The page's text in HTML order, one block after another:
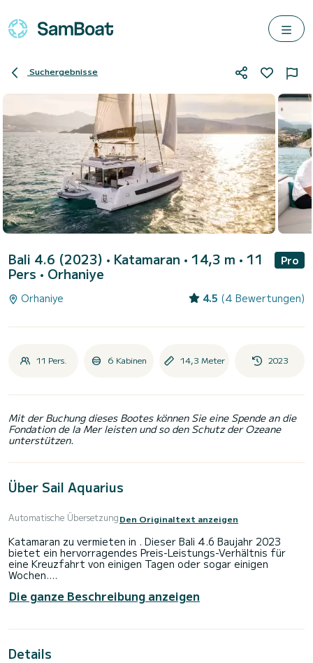
Suchergebnisse
Bali 4.6 (2023) • Katamaran • 14,3 m • 11
Pers • Orhaniye
Pro
Orhaniye 4.5 (4 Bewertungen)
11 Pers. 6 Kabinen 14,3 Meter 2023
Mit der Buchung dieses Bootes können Sie eine Spende an die
Fondation de la Mer leisten und so den Schutz der Ozeane
unterstützen.
Über Sail Aquarius
Automatische ÜbersetzungDen Originaltext anzeigen
Katamaran zu vermieten in . Dieser Bali 4.6 Baujahr 2023
bietet ein hervorragendes Preis-Leistungs-Verhältnis für
eine Kreuzfahrt von einigen Tagen oder sogar einigen
Wochen.
Das Boot verfügt über 5 voll ausgestattete Kabinen und
bietet Platz für 10 Personen. Mit einer Gesamtlänge von 14
außergewöhnlichen Urlaub auf dem Wasser in der Umgebung
Die ganze Beschreibung anzeigen
Details